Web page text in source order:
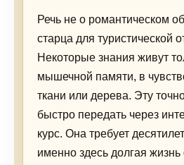
Речь не о романтическом
старца для туристической
Некоторые знания живут
мышечной памяти, в
ткани или дерева. Эту
быстро передать через
курс. Она требует
именно здесь долгая жизнь